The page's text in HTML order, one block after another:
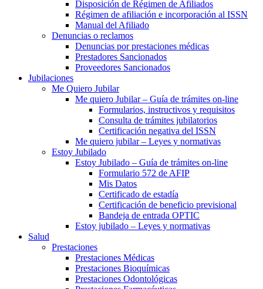
Disposición de Régimen de Afiliados
Régimen de afiliación e incorporación al ISSN
Manual del Afiliado
Denuncias o reclamos
Denuncias por prestaciones médicas
Prestadores Sancionados
Proveedores Sancionados
Jubilaciones
Me Quiero Jubilar
Me quiero Jubilar – Guía de trámites on-line
Formularios, instructivos y requisitos
Consulta de trámites jubilatorios
Certificación negativa del ISSN
Me quiero jubilar – Leyes y normativas
Estoy Jubilado
Estoy Jubilado – Guía de trámites on-line
Formulario 572 de AFIP
Mis Datos
Certificado de estadía
Certificación de beneficio previsional
Bandeja de entrada OPTIC
Estoy jubilado – Leyes y normativas
Salud
Prestaciones
Prestaciones Médicas
Prestaciones Bioquímicas
Prestaciones Odontológicas